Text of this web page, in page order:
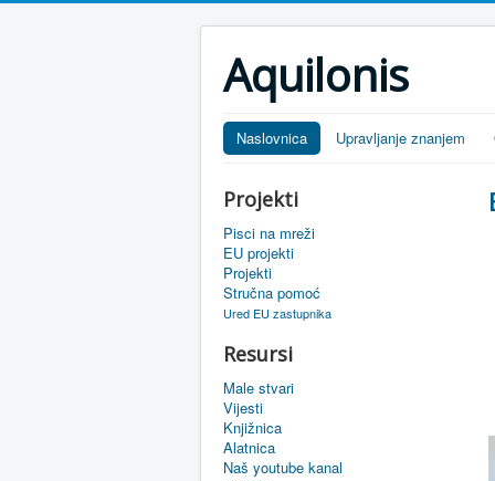
Aquilonis
Naslovnica Upravljanje znanjem
Projekti
Pisci na mreži
EU projekti
Projekti
Stručna pomoć
Ured EU zastupnika
Resursi
Male stvari
Vijesti
Knjižnica
Alatnica
Naš youtube kanal